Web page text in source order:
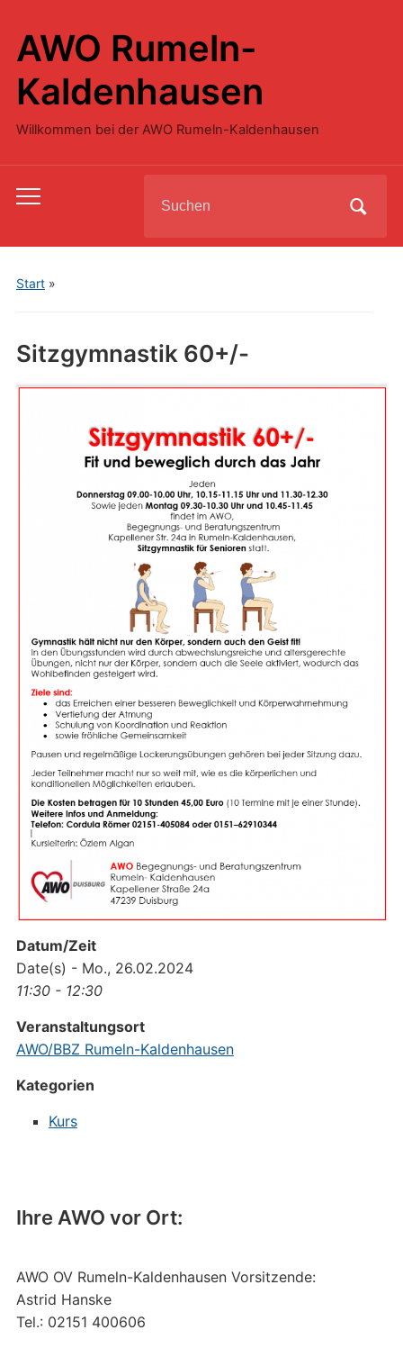
AWO Rumeln-
Kaldenhausen
Willkommen bei der AWO Rumeln-Kaldenhausen
Toggle
menu
for:
Start»
Ihre AWO vor Ort:
AWO OV Rumeln-Kaldenhausen Vorsitzende:
Astrid Hanske
Tel.: 02151 400606
Sitzgymnastik 60+/-
Datum/Zeit
Date(s) - Mo., 26.02.2024
11:30 - 12:30
Veranstaltungsort
AWO/BBZ Rumeln-Kaldenhausen
Kategorien
Kurs